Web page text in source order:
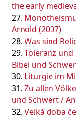
the early
Arnold (2007)
Was sind
Toleranz und
Bibel und
Liturgie im
Zu allen
und Schwert /
Velká doba